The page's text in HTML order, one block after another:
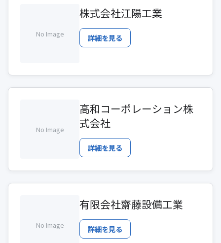
No Image
株式会社江陽工業
詳細を見る
No Image
高和コーポレーション株
式会社
詳細を見る
No Image
有限会社齋藤設備工業
詳細を見る